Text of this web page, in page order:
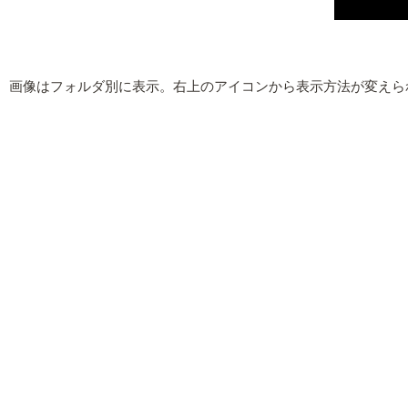
画像はフォルダ別に表示。右上のアイコンから表示方法が変え